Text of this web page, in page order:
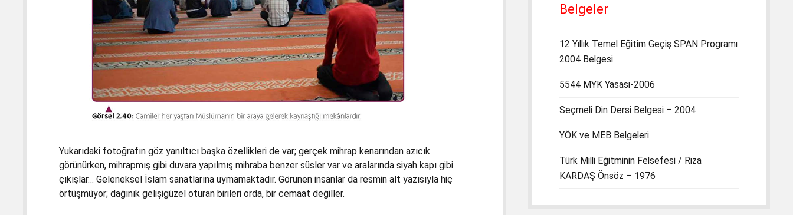
Yukarıdaki fotoğrafın göz yanıltıcı başka özellikleri de var; gerçek mihrap kenarından azıcık
görünürken, mihrapmış gibi duvara yapılmış mihraba benzer süsler var ve aralarında siyah kapı gibi
çıkışlar… Geleneksel İslam sanatlarına uymamaktadır. Görünen insanlar da resmin alt yazısıyla hiç
örtüşmüyor; dağınık gelişigüzel oturan birileri orda, bir cemaat değiller.
Belgeler
12 Yıllık Temel Eğitim Geçiş SPAN Programı
2004 Belgesi
5544 MYK Yasası-2006
Seçmeli Din Dersi Belgesi – 2004
YÖK ve MEB Belgeleri
Türk Milli Eğitminin Felsefesi / Rıza
KARDAŞ Önsöz – 1976